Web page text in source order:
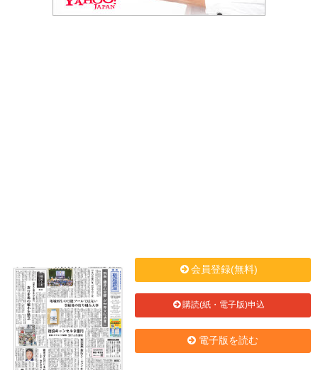
会員登録(無料)
購読(紙・電子版)申込
電子版を読む